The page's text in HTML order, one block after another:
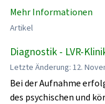
Mehr Informationen
Artikel
Diagnostik - LVR-
Letzte Änderung: 12.
Bei der Aufnahme
des psychischen und